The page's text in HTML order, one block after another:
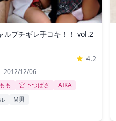
ルブチギレ手コキ！！ vol.2
4.2
2012/12/06
も
宮下つばさ
AIKA
M男